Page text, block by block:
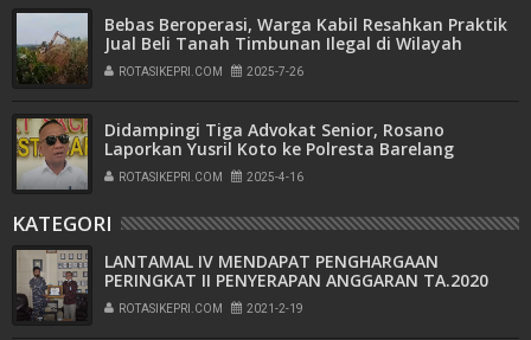
Bebas Beroperasi, Warga Kabil Resahkan Praktik
Jual Beli Tanah Timbunan Ilegal di Wilayah
Pemukiman
ROTASIKEPRI.COM 2025-7-26
Didampingi Tiga Advokat Senior, Rosano
Laporkan Yusril Koto ke Polresta Barelang
ROTASIKEPRI.COM 2025-4-16
KATEGORI
LANTAMAL IV MENDAPAT PENGHARGAAN
PERINGKAT II PENYERAPAN ANGGARAN TA.2020
ROTASIKEPRI.COM 2021-2-19